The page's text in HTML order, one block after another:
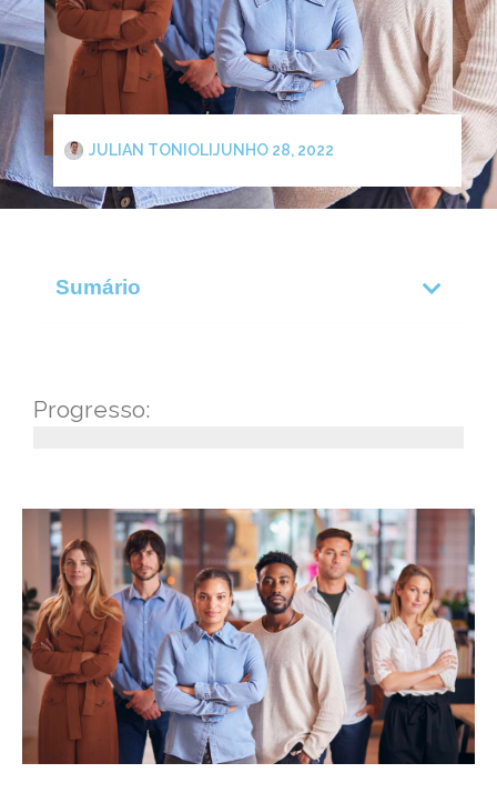
JULIAN TONIOLI JUNHO 28, 2022
Sumário
Progresso: